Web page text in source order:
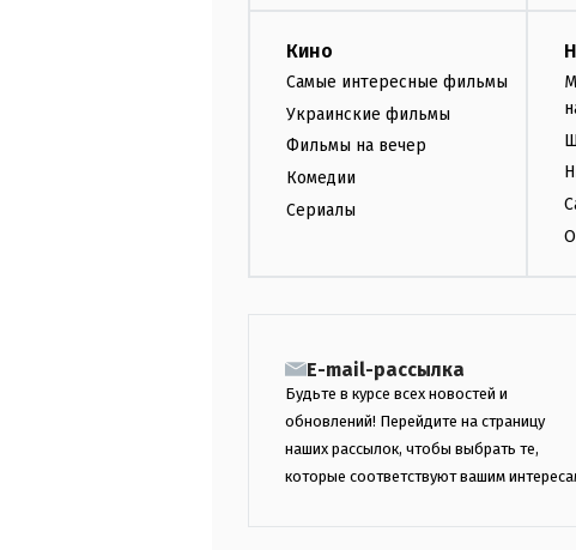
Кино
Самые интересные фильмы
Украинские фильмы
Фильмы на вечер
Комедии
Сериалы
E-mail-рассылка
Будьте в курсе всех новостей и
обновлений! Перейдите на страницу
наших рассылок, чтобы выбрать те,
которые соответствуют вашим